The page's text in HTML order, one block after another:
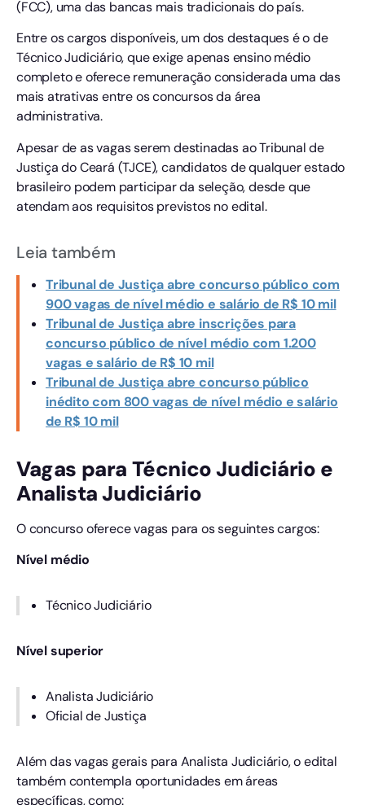
(FCC), uma das bancas mais tradicionais do país.
Entre os cargos disponíveis, um dos destaques é o de
Técnico Judiciário, que exige apenas ensino médio
completo e oferece remuneração considerada uma das
mais atrativas entre os concursos da área
administrativa.
Apesar de as vagas serem destinadas ao Tribunal de
Justiça do Ceará (TJCE), candidatos de qualquer estado
brasileiro podem participar da seleção, desde que
atendam aos requisitos previstos no edital.
Leia também
Tribunal de Justiça abre concurso público com
900 vagas de nível médio e salário de R$ 10 mil
Tribunal de Justiça abre inscrições para
concurso público de nível médio com 1.200
vagas e salário de R$ 10 mil
Tribunal de Justiça abre concurso público
inédito com 800 vagas de nível médio e salário
de R$ 10 mil
Vagas para Técnico Judiciário e
Analista Judiciário
O concurso oferece vagas para os seguintes cargos:
Nível médio
Técnico Judiciário
Nível superior
Analista Judiciário
Oficial de Justiça
Além das vagas gerais para Analista Judiciário, o edital
também contempla oportunidades em áreas
específicas, como: